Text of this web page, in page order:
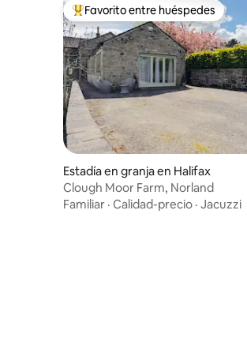
Favorito entre huéspedes preferido
Favorito entre huéspedes
Estadía en granja en Halifax
Clough Moor Farm, Norland
Familiar · Calidad-precio · Jacuzzi